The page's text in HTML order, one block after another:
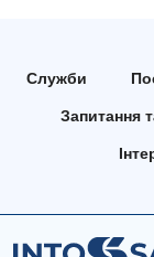
Служби
Запитання